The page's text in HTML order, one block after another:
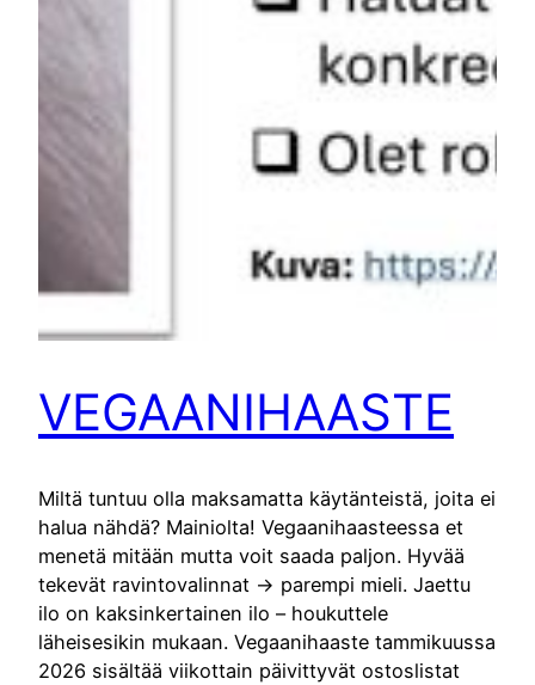
VEGAANIHAASTE
Miltä tuntuu olla maksamatta käytänteistä, joita ei
halua nähdä? Mainiolta! Vegaanihaasteessa et
menetä mitään mutta voit saada paljon. Hyvää
tekevät ravintovalinnat -> parempi mieli. Jaettu
ilo on kaksinkertainen ilo – houkuttele
läheisesikin mukaan. Vegaanihaaste tammikuussa
2026 sisältää viikottain päivittyvät ostoslistat